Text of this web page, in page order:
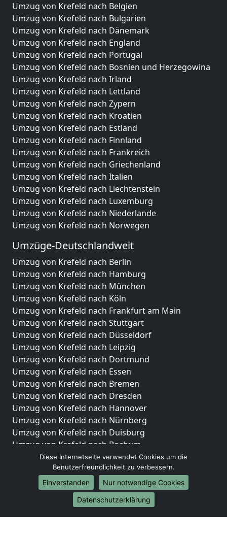
Umzug von Krefeld nach Belgien
Umzug von Krefeld nach Bulgarien
Umzug von Krefeld nach Dänemark
Umzug von Krefeld nach England
Umzug von Krefeld nach Portugal
Umzug von Krefeld nach Bosnien und Herzegowina
Umzug von Krefeld nach Irland
Umzug von Krefeld nach Lettland
Umzug von Krefeld nach Zypern
Umzug von Krefeld nach Kroatien
Umzug von Krefeld nach Estland
Umzug von Krefeld nach Finnland
Umzug von Krefeld nach Frankreich
Umzug von Krefeld nach Griechenland
Umzug von Krefeld nach Italien
Umzug von Krefeld nach Liechtenstein
Umzug von Krefeld nach Luxemburg
Umzug von Krefeld nach Niederlande
Umzug von Krefeld nach Norwegen
Umzüge-Deutschlandweit
Umzug von Krefeld nach Berlin
Umzug von Krefeld nach Hamburg
Umzug von Krefeld nach München
Umzug von Krefeld nach Köln
Umzug von Krefeld nach Frankfurt am Main
Umzug von Krefeld nach Stuttgart
Umzug von Krefeld nach Düsseldorf
Umzug von Krefeld nach Leipzig
Umzug von Krefeld nach Dortmund
Umzug von Krefeld nach Essen
Umzug von Krefeld nach Bremen
Umzug von Krefeld nach Dresden
Umzug von Krefeld nach Hannover
Umzug von Krefeld nach Nürnberg
Umzug von Krefeld nach Duisburg
Umzug von Krefeld nach Bochum
Umzug von Krefeld nach Wuppertal
Umzug von Krefeld nach Bielefeld
Umzug von Krefeld nach Bonn
Umzug von Krefeld nach Münster
Diese Internetseite verwendet Cookies um die
Benutzerfreundlichkeit zu verbessern.
Einverstanden
Nur notwendige Cookies
Datenschutzerklärung